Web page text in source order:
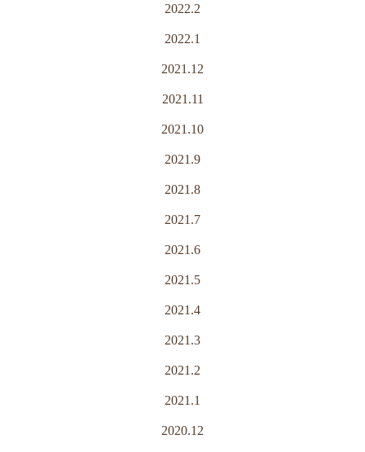
2022.2
2022.1
2021.12
2021.11
2021.10
2021.9
2021.8
2021.7
2021.6
2021.5
2021.4
2021.3
2021.2
2021.1
2020.12